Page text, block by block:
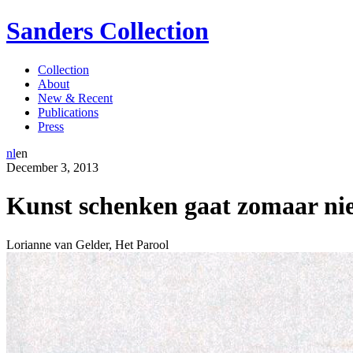
Sanders Collection
Collection
About
New & Recent
Publications
Press
nlen
December 3, 2013
Kunst schenken gaat zomaar
Lorianne van Gelder, Het Parool